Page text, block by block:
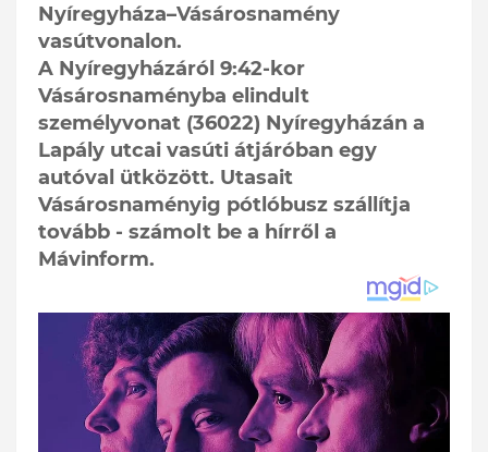
Nyíregyháza–Vásárosnamény
vasútvonalon.
A Nyíregyházáról 9:42-kor
Vásárosnaményba elindult
személyvonat (36022) Nyíregyházán a
Lapály utcai vasúti átjáróban egy
autóval ütközött. Utasait
Vásárosnaményig pótlóbusz szállítja
tovább - számolt be a hírről a
Mávinform.